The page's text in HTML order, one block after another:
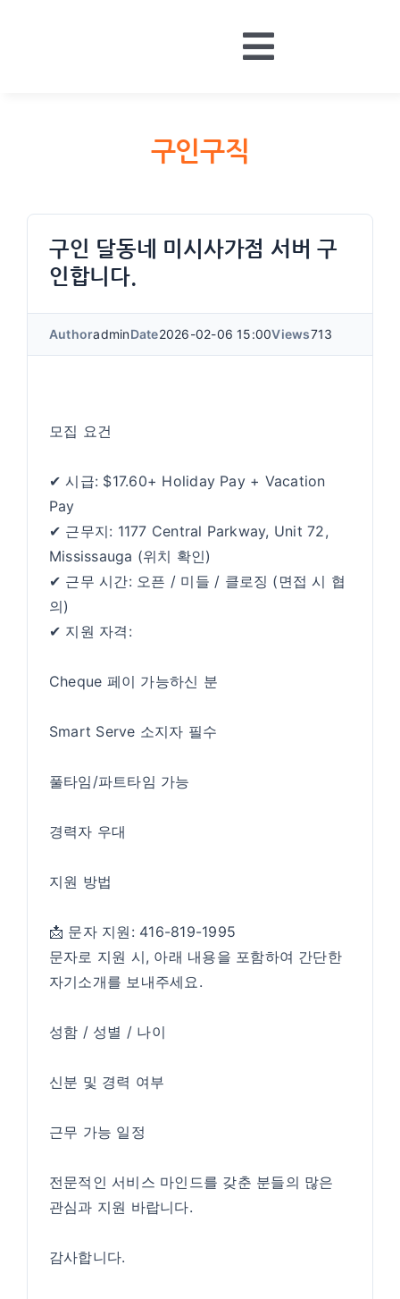
Toggle
MONEY
LOGIN
구인구직
구인 달동네 미시사가점 서버 구
인합니다.
AuthoradminDate2026-02-06 15:00Views713
모집 요건
✔ 시급: $17.60+ Holiday Pay + Vacation
Pay
✔ 근무지: 1177 Central Parkway, Unit 72,
Mississauga (위치 확인)
✔ 근무 시간: 오픈 / 미들 / 클로징 (면접 시 협
의)
✔ 지원 자격:
Cheque 페이 가능하신 분
Smart Serve 소지자 필수
풀타임/파트타임 가능
경력자 우대
지원 방법
📩 문자 지원: 416-819-1995
문자로 지원 시, 아래 내용을 포함하여 간단한
자기소개를 보내주세요.
성함 / 성별 / 나이
신분 및 경력 여부
근무 가능 일정
전문적인 서비스 마인드를 갖춘 분들의 많은
관심과 지원 바랍니다.
감사합니다.